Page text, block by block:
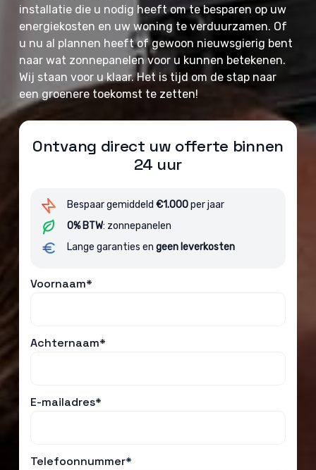
installatie die u nodig heeft om te besparen op uw
energiekosten en uw woning te verduurzamen. Of
u nu al plannen heeft of gewoon nieuwsgierig bent
naar wat zonnepanelen voor u kunnen betekenen.
Wij staan voor u klaar. Het is tijd om de stap naar
een groenere toekomst te zetten!
Ontvang direct uw offerte binnen
24 uur
Bespaar gemiddeld€1.000per jaar
0% BTW: zonnepanelen
Lange garanties engeen leverkosten
Voornaam*
Achternaam*
E-mailadres*
Telefoonnummer*